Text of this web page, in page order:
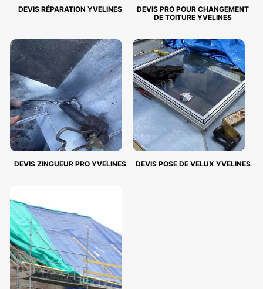
DEVIS RÉPARATION YVELINES
DEVIS PRO POUR CHANGEMENT
DE TOITURE YVELINES
DEVIS ZINGUEUR PRO YVELINES DEVIS POSE DE VELUX YVELINES